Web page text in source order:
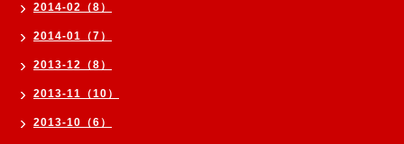
2014-02（8）
2014-01（7）
2013-12（8）
2013-11（10）
2013-10（6）